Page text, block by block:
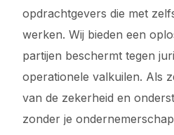
opdrachtgevers die met
werken. Wij bieden een
partijen beschermt tegen
operationele valkuilen. Als
van de zekerheid en
zonder je